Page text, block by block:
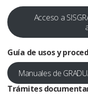
Acceso a
Guía de usos y
Manuales de
Trámites